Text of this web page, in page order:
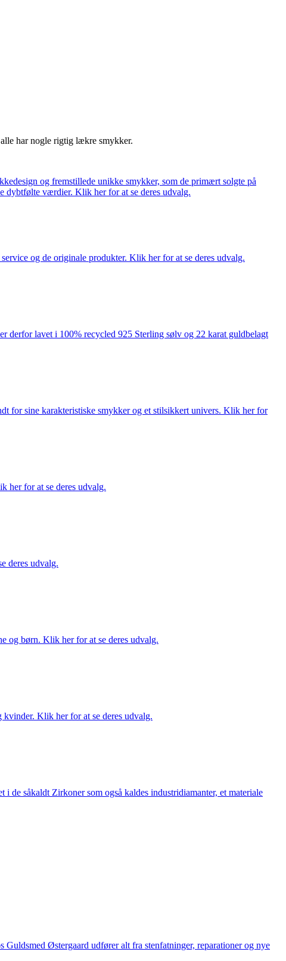
har nogle rigtig lækre smykker.
og fremstillede unikke smykker, som de primært solgte på
dybtfølte værdier. Klik her for at se deres udvalg.
og de originale produkter. Klik her for at se deres udvalg.
derfor lavet i 100% recycled 925 Sterling sølv og 22 karat guldbelagt
for sine karakteristiske smykker og et stilsikkert univers. Klik her for
her for at se deres udvalg.
deres udvalg.
og børn. Klik her for at se deres udvalg.
Klik her for at se deres udvalg.
de såkaldt Zirkoner som også kaldes industridiamanter, et materiale
Østergaard udfører alt fra stenfatninger, reparationer og nye